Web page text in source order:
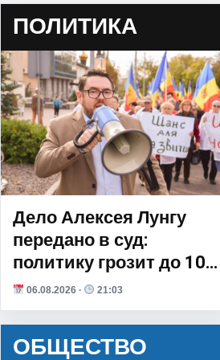
ПОЛИТИКА
Дело Алексея Лунгу
передано в суд:
политику грозит до 10
лет лишения свободы
06.08.2026 · 21:03
ОБЩЕСТВО